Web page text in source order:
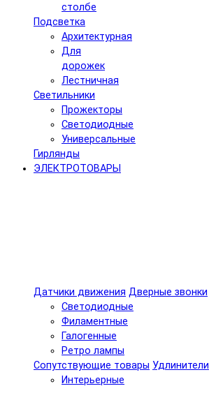
столбе
Подсветка
Архитектурная
Для
дорожек
Лестничная
Светильники
Прожекторы
Светодиодные
Универсальные
Гирлянды
ЭЛЕКТРОТОВАРЫ
Датчики движения Дверные звонки
Светодиодные
Филаментные
Галогенные
Ретро лампы
Сопутствующие товары Удлинители
Интерьерные